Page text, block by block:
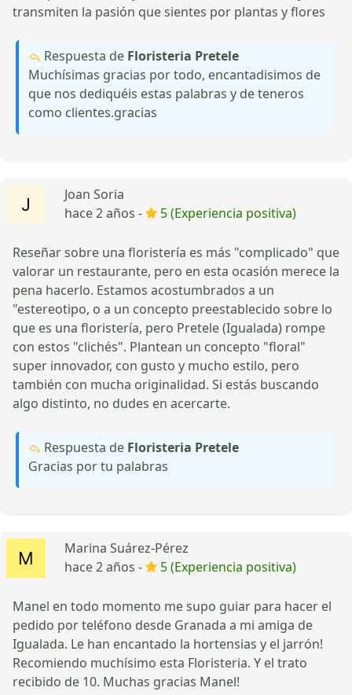
transmiten la pasión que sientes por plantas y flores
Respuesta de Floristeria Pretele
Muchísimas gracias por todo, encantadisimos de
que nos dediquéis estas palabras y de teneros
como clientes.gracias
Joan Soria
hace 2 años -
5 (Experiencia positiva)
Reseñar sobre una floristería es más "complicado" que
valorar un restaurante, pero en esta ocasión merece la
pena hacerlo. Estamos acostumbrados a un
"estereotipo, o a un concepto preestablecido sobre lo
que es una floristería, pero Pretele (Igualada) rompe
con estos "clichés". Plantean un concepto "floral"
super innovador, con gusto y mucho estilo, pero
también con mucha originalidad. Si estás buscando
algo distinto, no dudes en acercarte.
Respuesta de Floristeria Pretele
Gracias por tu palabras
Marina Suárez-Pérez
hace 2 años -
5 (Experiencia positiva)
Manel en todo momento me supo guiar para hacer el
pedido por teléfono desde Granada a mi amiga de
Igualada. Le han encantado la hortensias y el jarrón!
Recomiendo muchísimo esta Floristeria. Y el trato
recibido de 10. Muchas gracias Manel!